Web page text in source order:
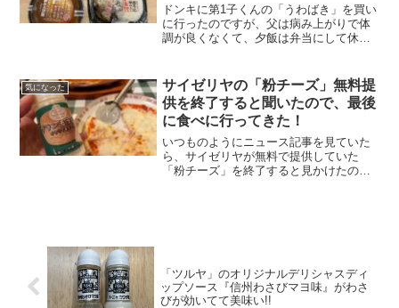
ドンキに第1子くんの「うわばき」を買い
に行ったのですが、父は病み上がりで体
調が良くなくて、夕飯は弁当にして休養
気づいていなくて、弁当が微妙だな
ぁ〜・・・と思っていたテン...
気になった
サイゼリヤの「粉チーズ」無料提
供を終了すると聞いたので、最後
に食べに行ってきた！
いつものようにニュース記事を見ていた
ら、サイゼリヤが無料で提供していた
「粉チーズ」を終了すると見かけたの
「ツルヤ」のオリジナルデリシャスディ
ップソース『信州わさびマヨ味』がわさ
びが効いてて美味い!!